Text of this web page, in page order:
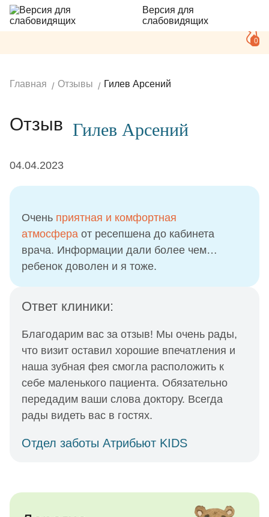
Версия для
слабовидящих
0
Главная Отзывы Гилев Арсений
Отзыв Гилев Арсений
04.04.2023
Очень приятная и комфортная
атмосфера от ресепшена до кабинета
врача. Информации дали более чем…
ребенок доволен и я тоже.
Ответ клиники:
Благодарим вас за отзыв! Мы очень рады,
что визит оставил хорошие впечатления и
наша зубная фея смогла расположить к
себе маленького пациента. Обязательно
передадим ваши слова доктору. Всегда
рады видеть вас в гостях.
Отдел заботы Атрибьют KIDS